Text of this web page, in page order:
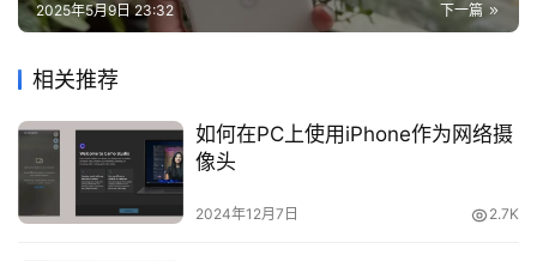
下一篇
2025年5月9日 23:32
相关推荐
如何在PC上使用iPhone作为网络摄
像头
2024年12月7日 2.7K